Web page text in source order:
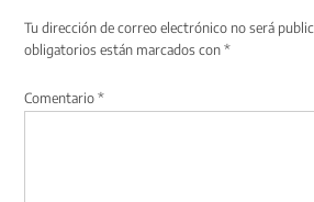
Tu dirección de correo electrónico no será
obligatorios están marcados con*
Comentario*